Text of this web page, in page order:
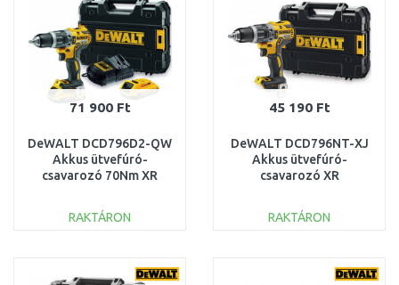
71 900 Ft
DeWALT DCD796D2-QW
Akkus ütvefúró-
csavarozó 70Nm XR
RAKTÁRON
Összehasonlítás
45 190 Ft
DeWALT DCD796NT-XJ
Akkus ütvefúró-
csavarozó XR
töltő nélkül) Tstak
RAKTÁRON
Összehasonlítás